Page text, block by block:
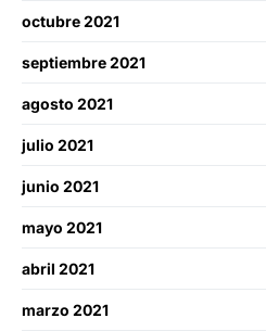
octubre 2021
septiembre 2021
agosto 2021
julio 2021
junio 2021
mayo 2021
abril 2021
marzo 2021